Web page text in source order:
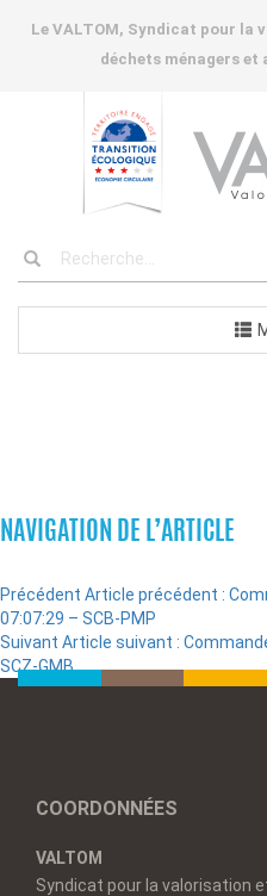
Le VALTOM, Syndicat pour
déchets ménagers et
NAVIGATION DE L’ARTICLE
Précédent Article précédent :
07:07:29 – SCB-PMP
Suivant Article suivant :
SCZ-GMB
COORDONNÉES
VALTOM
Syndicat pour la valorisation